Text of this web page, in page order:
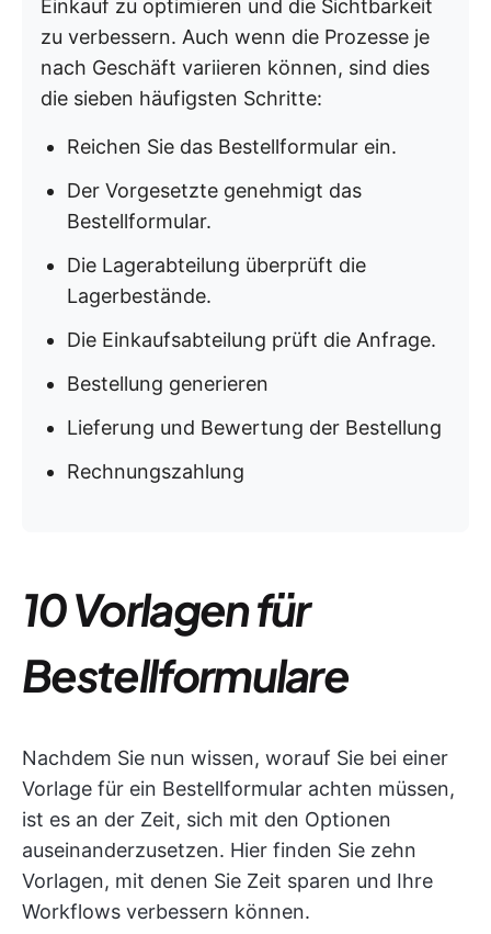
Einkauf zu optimieren und die Sichtbarkeit
zu verbessern. Auch wenn die Prozesse je
nach Geschäft variieren können, sind dies
die sieben häufigsten Schritte:
Reichen Sie das Bestellformular ein.
Der Vorgesetzte genehmigt das
Bestellformular.
Die Lagerabteilung überprüft die
Lagerbestände.
Die Einkaufsabteilung prüft die Anfrage.
Bestellung generieren
Lieferung und Bewertung der Bestellung
Rechnungszahlung
10 Vorlagen für
Bestellformulare
Nachdem Sie nun wissen, worauf Sie bei einer
Vorlage für ein Bestellformular achten müssen,
ist es an der Zeit, sich mit den Optionen
auseinanderzusetzen. Hier finden Sie zehn
Vorlagen, mit denen Sie Zeit sparen und Ihre
Workflows verbessern können.